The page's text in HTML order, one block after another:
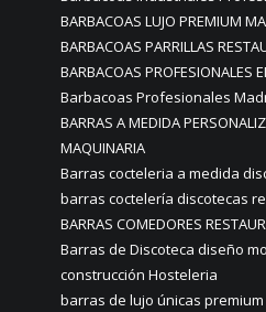
BARBACOAS LUJO PREMIUM
BARBACOAS PARRILLAS
BARBACOAS PROFESIONALES
Barbacoas Profesionales
BARRAS A MEDIDA
MAQUINARIA
Barras cocteleria a medida
barras coctelería discotecas
BARRAS COMEDORES
Barras de Discoteca diseño
construcción Hosteleria
barras de lujo únicas